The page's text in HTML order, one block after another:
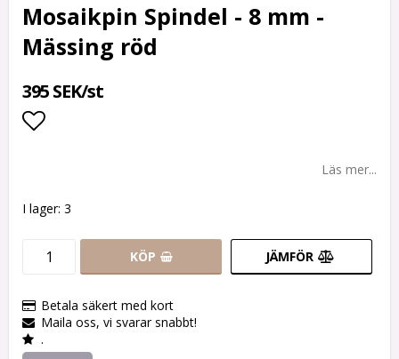
Mosaikpin Spindel - 8 mm -
Mässing röd
395 SEK/st
Läs mer...
I lager: 3
KÖP JÄMFÖR
Betala säkert med kort
Maila oss, vi svarar snabbt!
.